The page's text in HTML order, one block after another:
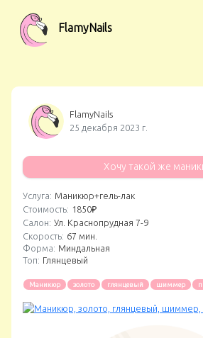
FlamyNails
FlamyNails
25 декабря 2023 г.
Хочу такой же
Услуга: Маникюр+гель-лак
Стоимость: 1850₽
Салон: Ул. Краснопрудная 7-9
Скорость: 67 мин.
Форма: Миндальная
Топ: Глянцевый
Маникюр золото глянцевый шиммер